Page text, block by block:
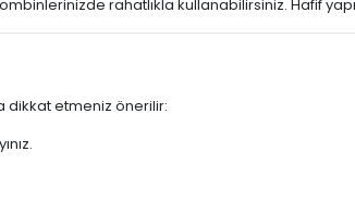
rahatlıkla kullanabilirsiniz. Hafif
dikkat etmeniz önerilir: